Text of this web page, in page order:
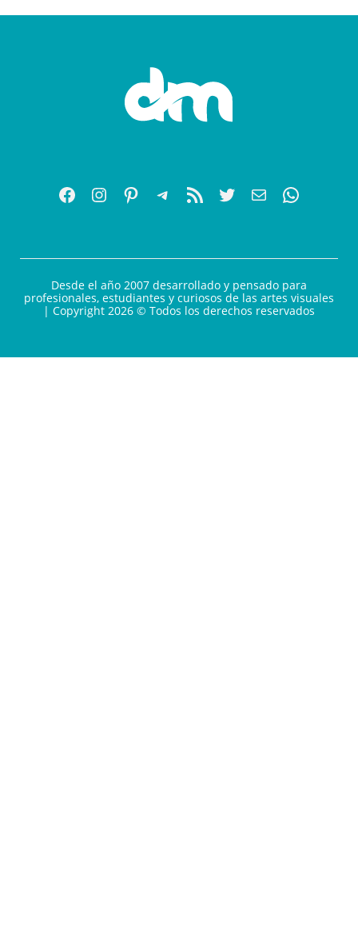
Desde el año 2007 desarrollado y pensado para
profesionales, estudiantes y curiosos de las artes visuales
| Copyright 2026 © Todos los derechos reservados